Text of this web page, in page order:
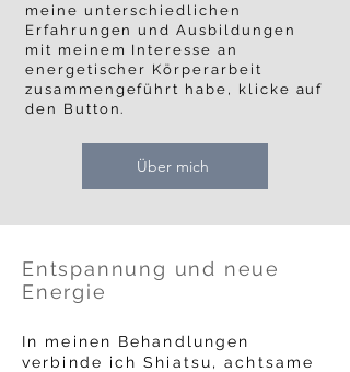
meine unterschiedlichen
Erfahrungen und Ausbildungen
mit meinem Interesse an
energetischer Körperarbeit
zusammengeführt habe, klicke auf
den Button.
Über mich
Entspannung und neue
Energie
In meinen Behandlungen
verbinde ich Shiatsu, achtsame